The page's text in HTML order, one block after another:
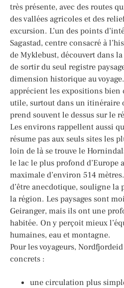
très présente, avec des routes
des vallées agricoles et des
excursion. L’un des points
Sagastad, centre consacré à
de Myklebust, découvert dans
de sortir du seul registre
dimension historique au
apprécient les expositions bien
utile, surtout dans un itinéraire
prend souvent le dessus sur le
Les environs rappellent aussi
résume pas aux seuls sites les
loin de là se trouve le
le lac le plus profond d’Europe
maximale d’environ 514
d’être anecdotique, souligne la
la région. Les paysages sont
Geiranger, mais ils ont une
habitée. On y perçoit mieux
humaines, eau et montagne.
Pour les voyageurs,
concrets :
une circulation plus